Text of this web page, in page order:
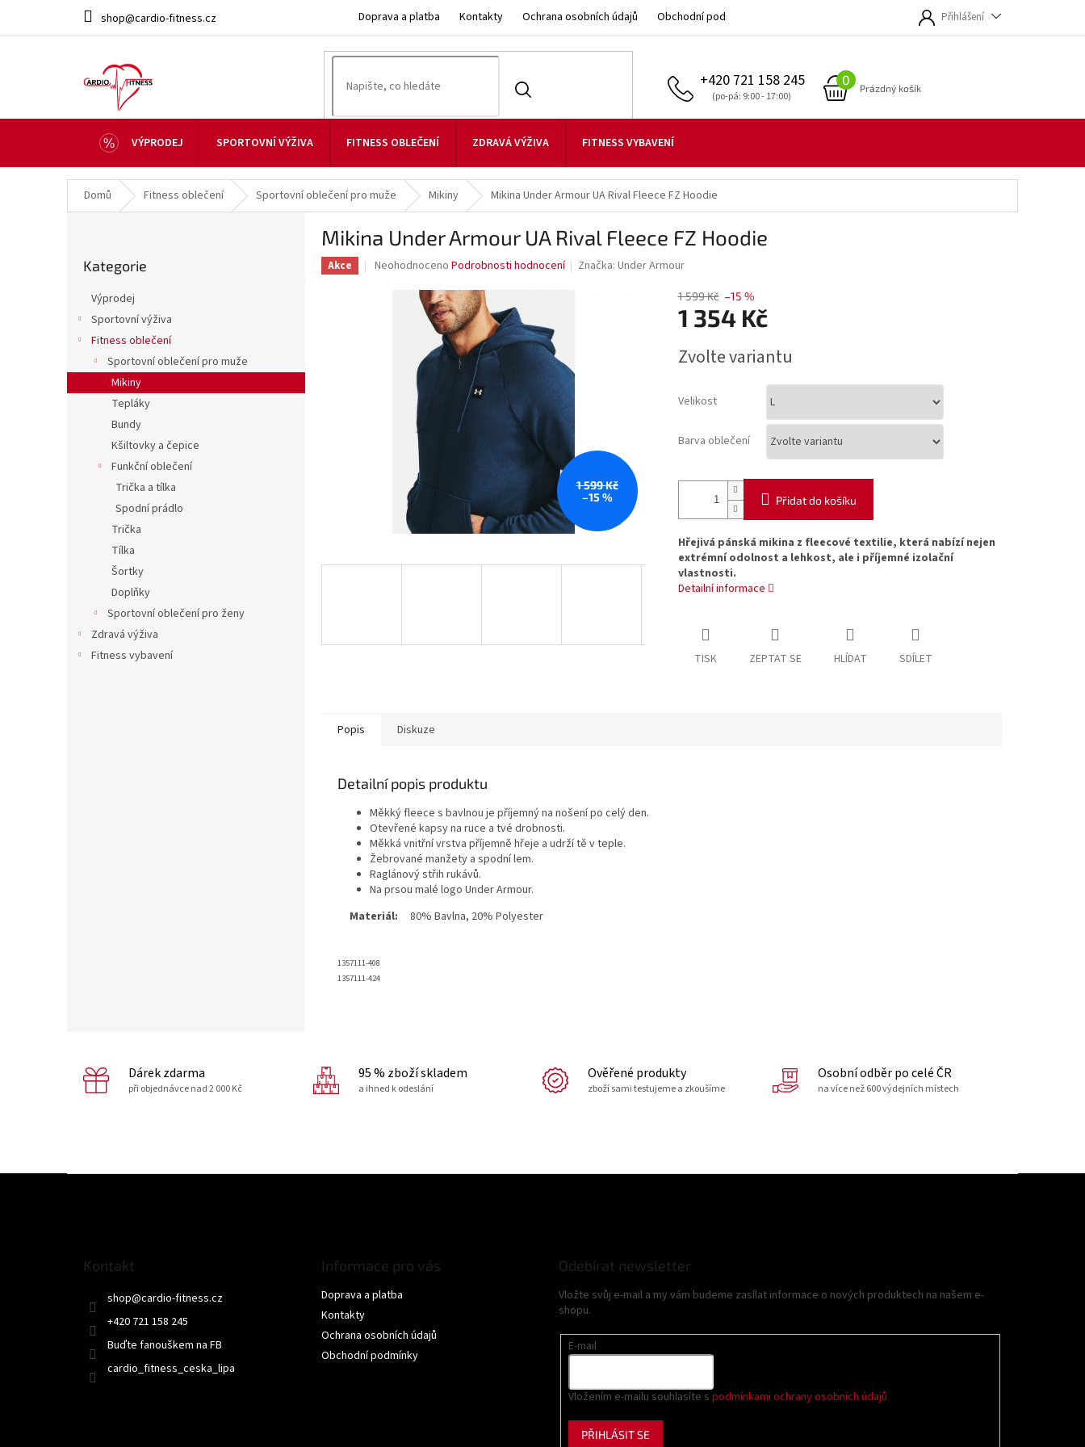
obsah
shop@cardio-fitness.cz Doprava a platba Kontakty Ochrana osobních údajů Obchodní podmínky Přihlášení
+420 721 158 245
NÁKUPNÍ
Prázdný košík
VÝPRODEJ SPORTOVNÍ VÝŽIVA FITNESS OBLEČENÍ ZDRAVÁ VÝŽIVA FITNESS VYBAVENÍ
Domů Fitness oblečení Sportovní oblečení pro muže Mikiny Mikina Under Armour UA Rival Fleece FZ Hoodie
a
kategorie
Kategorie
Výprodej
Sportovní výživa
Fitness oblečení
Sportovní oblečení pro muže
Mikiny
Tepláky
Bundy
Kšiltovky a čepice
Funkční oblečení
Trička a tílka
Spodní prádlo
Trička
Tílka
Šortky
Doplňky
Sportovní oblečení pro ženy
Zdravá výživa
Fitness vybavení
Mikina Under Armour UA Rival Fleece FZ Hoodie
Akce
Průměrné
hvězdiček.
Neohodnoceno Podrobnosti hodnocení Značka:Under Armour
1 599 Kč
–15 %
1 599 Kč –15 %
1 354 Kč
cena:
Zvolte variantu
Velikost
Barva oblečení
Přidat do košíku
Hřejivá pánská mikina z fleecové textilie, která nabízí nejen
extrémní odolnost a lehkost, ale i příjemné izolační
vlastnosti.
Detailní informace
TISK ZEPTAT SE HLÍDAT SDÍLET
Popis Diskuze
Detailní popis produktu
Měkký fleece s bavlnou je příjemný na nošení po celý den.
Otevřené kapsy na ruce a tvé drobnosti.
Měkká vnitřní vrstva příjemně hřeje a udrží tě v teple.
Žebrované manžety a spodní lem.
Raglánový střih rukávů.
Na prsou malé logo Under Armour.
Materiál:
80% Bavlna, 20% Polyester
1357111-408
1357111-424
Dárek zdarma
při objednávce nad 2 000 Kč
95 % zboží skladem
a ihned k odeslání
Ověřené produkty
zboží sami testujeme a zkoušíme
Osobní odběr po celé ČR
na více než 600 výdejních místech
Kontakt
shop@cardio-fitness.cz
+420 721 158 245
Buďte fanouškem na FB
cardio_fitness_ceska_lipa
Informace pro vás
Doprava a platba
Kontakty
Ochrana osobních údajů
Obchodní podmínky
Odebírat newsletter
Vložte svůj e-mail a my vám budeme zasílat informace o nových produktech na našem e-
shopu.
E-mail
Vložením e-mailu souhlasíte s podmínkami ochrany osobních údajů
PŘIHLÁSIT SE